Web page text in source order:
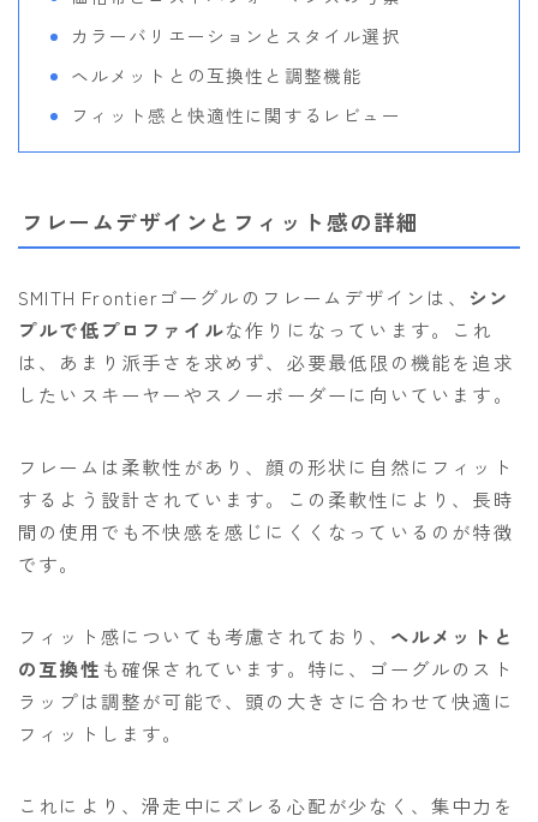
カラーバリエーションとスタイル選択
ヘルメットとの互換性と調整機能
フィット感と快適性に関するレビュー
フレームデザインとフィット感の詳細
SMITH Frontierゴーグルのフレームデザインは、 シン
プルで低プロファイルな作りになっています。これ
は、あまり派手さを求めず、必要最低限の機能を追求
したいスキーヤーやスノーボーダーに向いています。
フレームは柔軟性があり、顔の形状に自然にフィット
するよう設計されています。この柔軟性により、長時
間の使用でも不快感を感じにくくなっているのが特徴
です。
フィット感についても考慮されており、 ヘルメットと
の互換性も確保されています。特に、ゴーグルのスト
ラップは調整が可能で、頭の大きさに合わせて快適に
フィットします。
これにより、滑走中にズレる心配が少なく、集中力を